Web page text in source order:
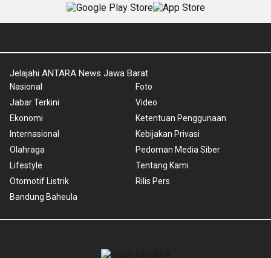
Jelajahi ANTARA News Jawa Barat
Nasional
Jabar Terkini
Ekonomi
Internasional
Olahraga
Lifestyle
Otomotif Listrik
Bandung Baheula
Foto
Video
Ketentuan Penggunaan
Kebijakan Privasi
Pedoman Media Siber
Tentang Kami
Rilis Pers